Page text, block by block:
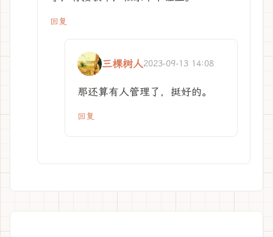
回复
三棵树人2023-09-13 14:08
那还算有人管理了，挺好的。
回复